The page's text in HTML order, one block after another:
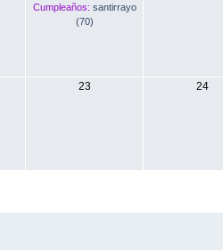
Cumpleaños: santirrayo
(70)
23 24